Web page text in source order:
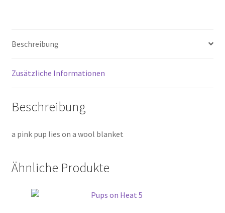
Beschreibung
Zusätzliche Informationen
Beschreibung
a pink pup lies on a wool blanket
Ähnliche Produkte